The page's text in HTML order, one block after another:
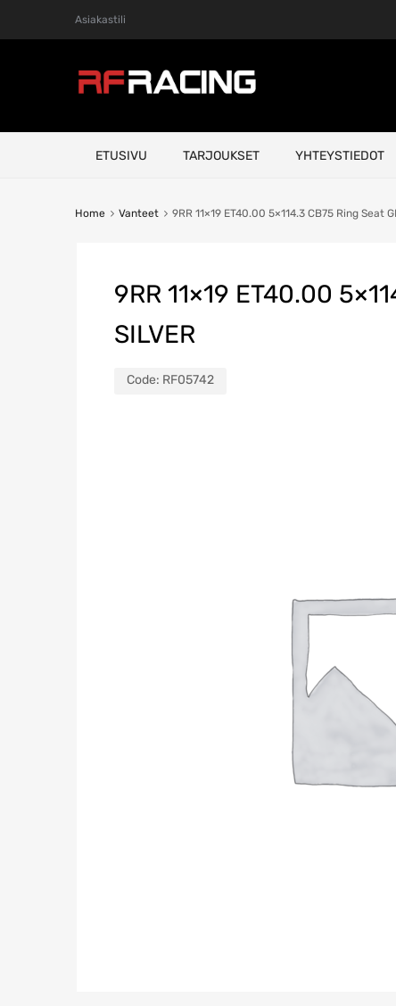
Asiakastili
ETUSIVU TARJOUKSET YHTEYSTIEDOT
Home Vanteet 9RR 11×19 ET40.00 5×114.3 CB75 Ring Seat
9RR 11×19 ET40.00
SILVER
Code: RF05742